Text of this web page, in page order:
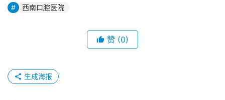
西南口腔医院
赞 (0)
生成海报